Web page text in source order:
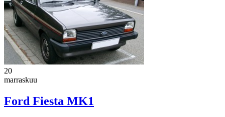
20
marraskuu
Ford Fiesta MK1